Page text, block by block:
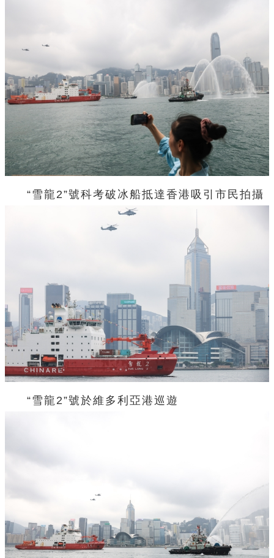
“雪龍2”號科考破冰船抵達香港吸引市民拍攝
“雪龍2”號於維多利亞港巡遊